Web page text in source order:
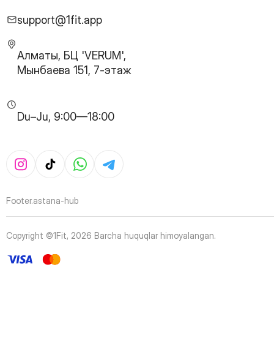
support@1fit.app
Алматы, БЦ 'VERUM',
Мынбаева 151, 7-этаж
Du–Ju, 9:00—18:00
Footer.astana-hub
Copyright ©1Fit, 2026 Barcha huquqlar himoyalangan.